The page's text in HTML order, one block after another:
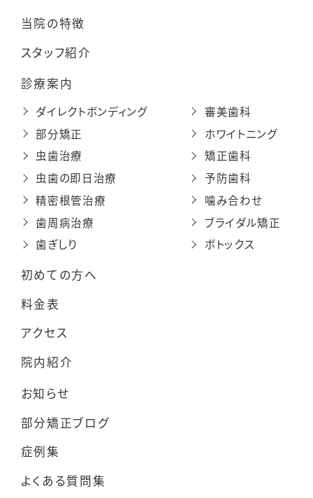
当院の特徴
スタッフ紹介
診療案内
ダイレクトボンディング
部分矯正
虫歯治療
虫歯の即日治療
精密根管治療
歯周病治療
歯ぎしり
審美歯科
ホワイトニング
矯正歯科
予防歯科
噛み合わせ
ブライダル矯正
ボトックス
初めての方へ
料金表
アクセス
院内紹介
お知らせ
部分矯正ブログ
症例集
よくある質問集